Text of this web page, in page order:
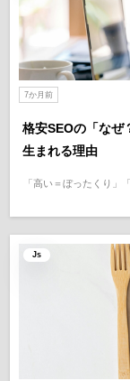
7か月前
格安SEOの「なぜ
生まれる理由
「高い＝ぼったくり
Js